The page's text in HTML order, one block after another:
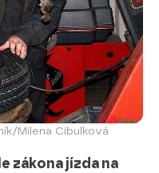
Milena Cibulková
zákona jízda na